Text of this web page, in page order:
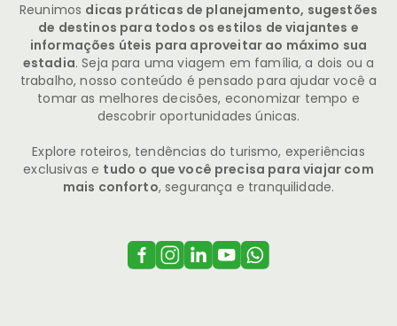
Reunimos dicas práticas de planejamento, sugestões
de destinos para todos os estilos de viajantes e
informações úteis para aproveitar ao máximo sua
estadia. Seja para uma viagem em família, a dois ou a
trabalho, nosso conteúdo é pensado para ajudar você a
tomar as melhores decisões, economizar tempo e
descobrir oportunidades únicas.
Explore roteiros, tendências do turismo, experiências
exclusivas e tudo o que você precisa para viajar com
mais conforto, segurança e tranquilidade.